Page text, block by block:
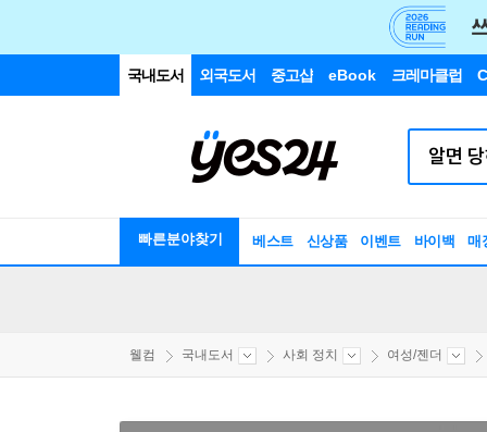
국내도서 외국도서 중고샵 eBook 크레마클럽
빠른분야찾기 베스트 신상품 이벤트 바이백 매
웰컴 국내도서 사회 정치 여성/젠더